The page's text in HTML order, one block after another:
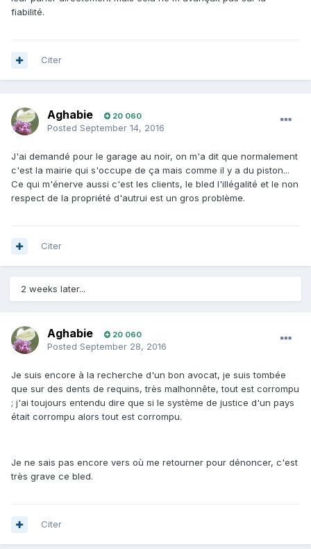
fiabilité.
Citer
Aghabie 20 060
Posted September 14, 2016
J'ai demandé pour le garage au noir, on m'a dit que normalement
c'est la mairie qui s'occupe de ça mais comme il y a du piston...
Ce qui m'énerve aussi c'est les clients, le bled l'illégalité et le non
respect de la propriété d'autrui est un gros problème.
Citer
2 weeks later...
Aghabie 20 060
Posted September 28, 2016
Je suis encore à la recherche d'un bon avocat, je suis tombée
que sur des dents de requins, très malhonnête, tout est corrompu
; j'ai toujours entendu dire que si le système de justice d'un pays
était corrompu alors tout est corrompu.
Je ne sais pas encore vers où me retourner pour dénoncer, c'est
très grave ce bled.
Citer